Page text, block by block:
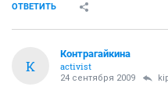
ОТВЕТИТЬ
К
Контрагайкина
activist
24 сентября 2009